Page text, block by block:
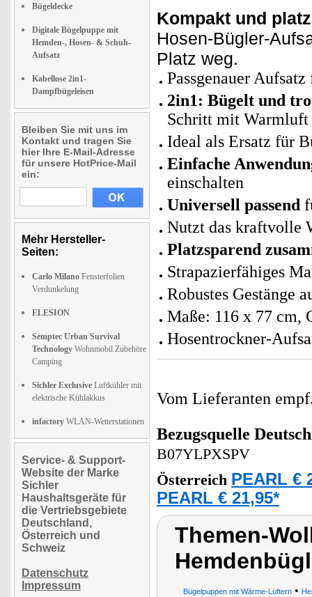
Bügeldecke
Digitale Bügelpuppe mit
Hemden-, Hosen- & Schuh-
Aufsatz
Kabellose 2in1-
Dampfbügeleisen
Bleiben Sie mit uns im
Kontakt und tragen Sie
hier Ihre E-Mail-Adresse
für unsere HotPrice-Mail
ein:
Mehr Hersteller-
Seiten:
Carlo Milano Fensterfolien
Verdunkelung
ELESION
Semptec Urban Survival
Technology Wohnmobil Zubehöre
Camping
Sichler Exclusive Luftkühler mit
elektrische Kühlakkus
infactory WLAN-Wetterstationen
Service- & Support-
Website der Marke
Sichler
Haushaltsgeräte für
die Vertriebsgebiete
Deutschland,
Österreich und
Schweiz
Datenschutz
Impressum
Kompakt und
Hosen-Bügler-
Platz weg.
Passgenauer
2in1: Bügelt und
Schritt mit Warmluft
Ideal als Ersatz für
Einfache
einschalten
Universell passend
Nutzt das kraftvolle
Platzsparend
Strapazierfähiges
Robustes Gestänge
Maße: 116 x 77 cm,
Hosentrockner-
Vom Lieferanten
Bezugsquelle
B07YLPXSPV
Österreich PEARL €
PEARL € 21,95*
Themen-
Bügelpuppen mit Wärme-Lüftern •